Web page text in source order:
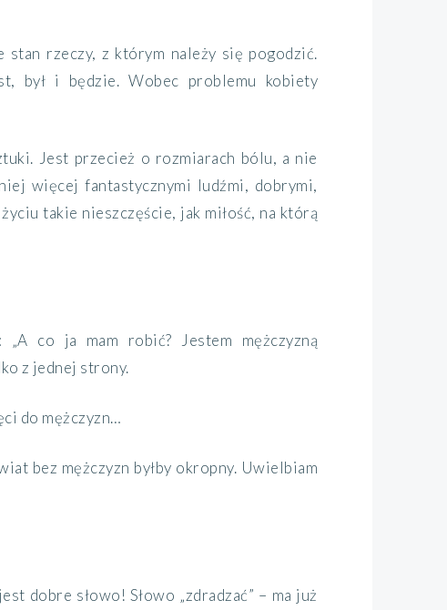
stan rzeczy, z którym należy się pogodzić.
był i będzie. Wobec problemu kobiety
Jest przecież o rozmiarach bólu, a nie
więcej fantastycznymi ludźmi, dobrymi,
takie nieszczęście, jak miłość, na którą
co ja mam robić? Jestem mężczyzną
z jednej strony.
do mężczyzn…
bez mężczyzn byłby okropny. Uwielbiam
dobre słowo! Słowo „zdradzać” – ma już